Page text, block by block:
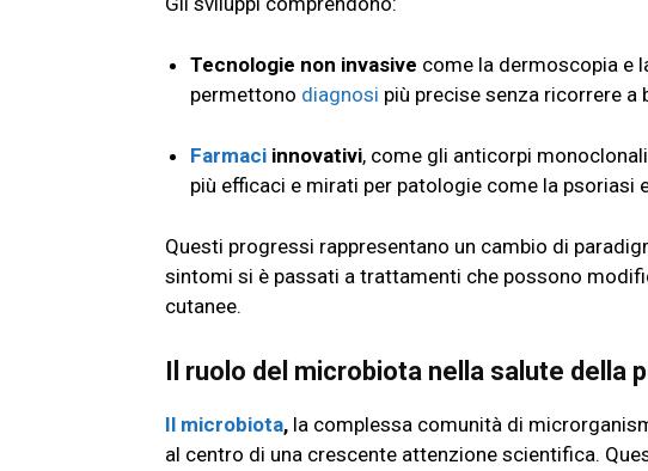
Tecnologie non invasive come la dermoscopia e
permettono diagnosi più precise senza ricorrere a
Farmaci innovativi, come gli anticorpi
più efficaci e mirati per patologie come la psoriasi
Questi progressi rappresentano un cambio di
sintomi si è passati a trattamenti che possono
cutanee.
Il ruolo del microbiota nella salute della
Il microbiota, la complessa comunità di
al centro di una crescente attenzione scientifica.